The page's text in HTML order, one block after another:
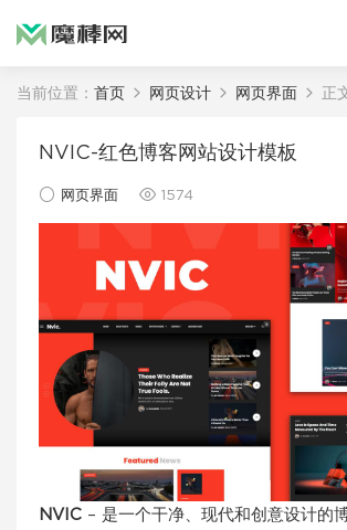
当前位置： 首页 网页设计 网页界面 正
NVIC-红色博客网站设计模板
网页界面 1574
NVIC – 是一个干净、现代和创意设计的